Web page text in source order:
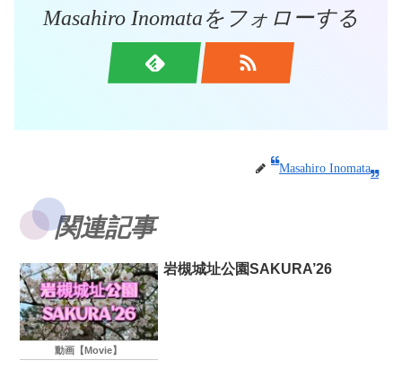
Masahiro Inomataをフォローする
Masahiro Inomata
関連記事
動画【Movie】
岩槻城址公園SAKURA’26